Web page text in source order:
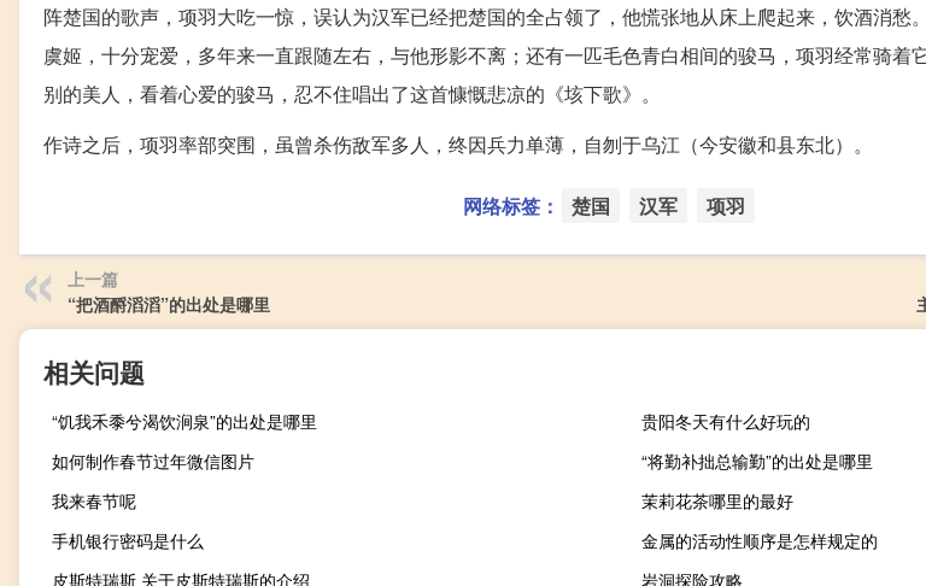
阵楚国的歌声，项羽大吃一惊，误认为汉军已经把楚国的全占领了，他慌张地从床上爬起来，饮酒消愁
虞姬，十分宠爱，多年来一直跟随左右，与他形影不离；还有一匹毛色青白相间的骏马，项羽经常骑着
别的美人，看着心爱的骏马，忍不住唱出了这首慷慨悲凉的《垓下歌》。
作诗之后，项羽率部突围，虽曾杀伤敌军多人，终因兵力单薄，自刎于乌江（今安徽和县东北）。
网络标签： 楚国 汉军 项羽
上一篇
“把酒酹滔滔”的出处是哪里
相关问题
“饥我禾黍兮渴饮涧泉”的出处是哪里
贵阳冬天有什么好玩的
如何制作春节过年微信图片
“将勤补拙总输勤”的出处是哪里
我来春节呢
茉莉花茶哪里的最好
手机银行密码是什么
金属的活动性顺序是怎样规定的
皮斯特瑞斯 关于皮斯特瑞斯的介绍
岩洞探险攻略